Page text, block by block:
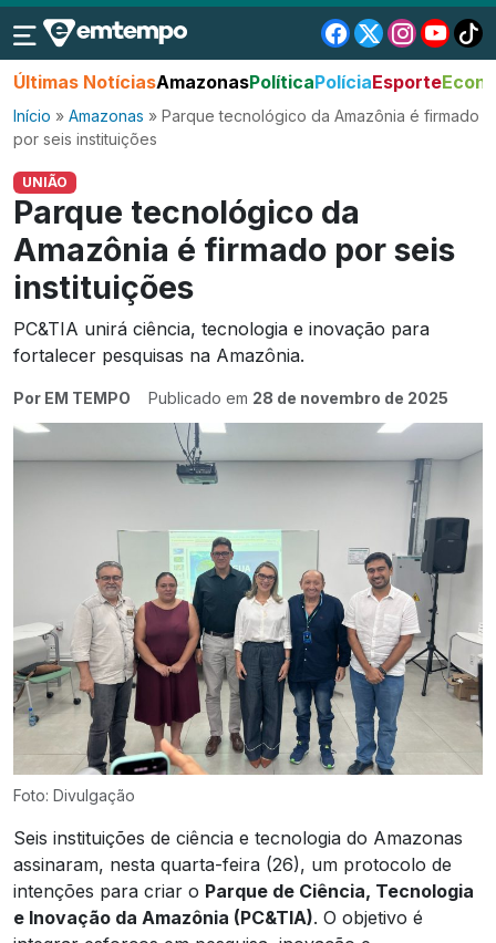
Últimas NotíciasAmazonasPolíticaPolíciaEsporte
Início » Amazonas » Parque tecnológico da Amazônia é firmado
por seis instituições
UNIÃO
Parque tecnológico da
Amazônia é firmado por seis
instituições
PC&TIA unirá ciência, tecnologia e inovação para
fortalecer pesquisas na Amazônia.
Por EM TEMPO Publicado em 28 de novembro de 2025
Foto: Divulgação
Seis instituições de ciência e tecnologia do Amazonas
assinaram, nesta quarta-feira (26), um protocolo de
intenções para criar o Parque de Ciência, Tecnologia
e Inovação da Amazônia (PC&TIA). O objetivo é